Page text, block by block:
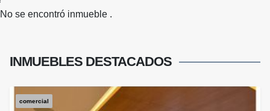
No se encontró inmueble .
INMUEBLES DESTACADOS
comercial